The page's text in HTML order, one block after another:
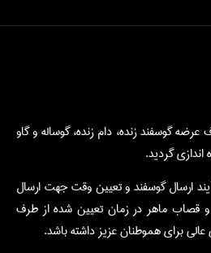
گوسفند زنده، دام زنده، گوساله و گاو
ارسال گوسفند و تعیین وقت جهت ارسال
و قصاب ماهر در زمان تعیین شده از طرف
برای هموطنان عزیز داشته باشد.